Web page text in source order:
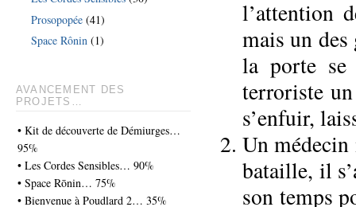
l’attention
mais un des
la porte se
terroriste
s’enfuir,
Un
bataille, il
son temps
Prosopopée (41)
Space Rônin (1)
AVANCEMENT DES
PROJETS…
• Kit de découverte de Démiurges…
95%
• Les Cordes Sensibles… 90%
• Space Rōnin… 75%
• Bienvenue à Poudlard 2… 35%